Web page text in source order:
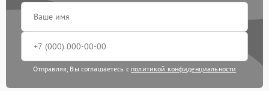
Отправляя, Вы соглашаетесь с политикой конфиденциальности